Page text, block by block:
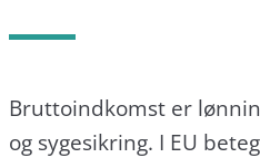
Bruttoindkomst er
og sygesikring. I EU